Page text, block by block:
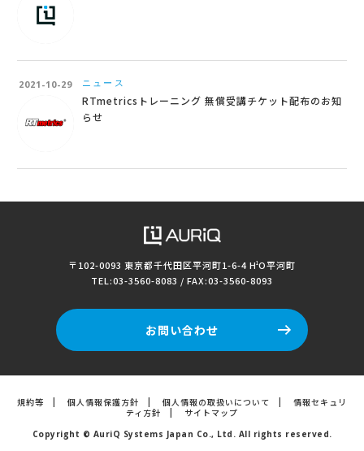
2021-10-29 ニュース
RTmetricsトレーニング 無償受講チケット配布のお知
らせ
〒102-0093 東京都千代田区平河町1-6-4H1O平河町
TEL:03-3560-8083 / FAX:03-3560-8093
お問い合わせ
規約等 | 個人情報保護方針 | 個人情報の取扱いについて | 情報セキュリ
ティ方針 | サイトマップ
Copyright © AuriQ Systems Japan Co., Ltd. All rights reserved.